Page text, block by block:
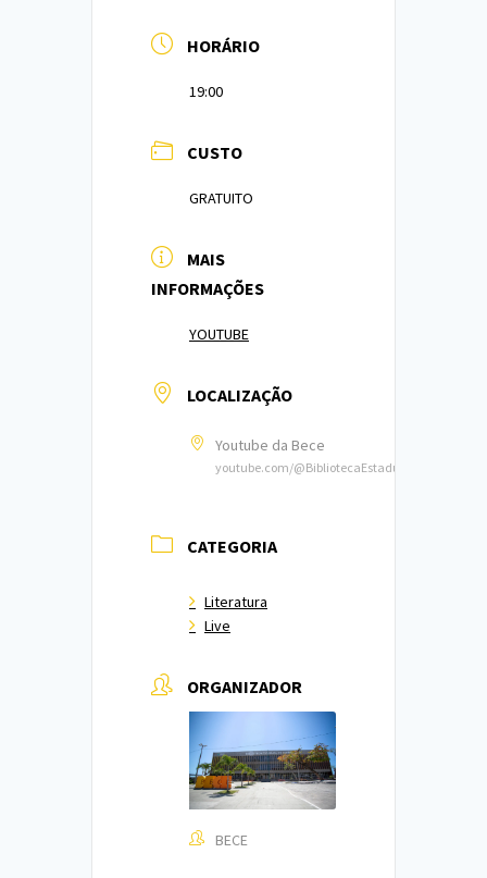
HORÁRIO
19:00
CUSTO
GRATUITO
MAIS
INFORMAÇÕES
YOUTUBE
LOCALIZAÇÃO
Youtube da Bece
youtube.com/@BibliotecaEstadualdoCeara
CATEGORIA
Literatura
Live
ORGANIZADOR
BECE